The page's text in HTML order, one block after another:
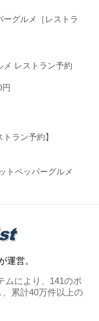
ーグルメ［レストラ
メ レストラン予約
ラン予約】
トペッパーグルメ
運営。
ムにより、141のポ
累計40万件以上の